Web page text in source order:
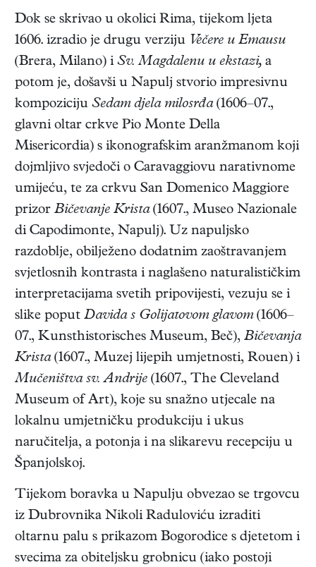
Dok se skrivao u okolici Rima, tijekom ljeta
1606. izradio je drugu verziju Večere u Emausu
(Brera, Milano) i Sv. Magdalenu u ekstazi, a
potom je, došavši u Napulj stvorio impresivnu
kompoziciju Sedam djela milosrđa(1606–07.,
glavni oltar crkve Pio Monte Della
Misericordia) s ikonografskim aranžmanom koji
dojmljivo svjedoči o Caravaggiovu narativnome
umijeću, te za crkvu San Domenico Maggiore
prizor Bičevanje Krista(1607., Museo Nazionale
di Capodimonte, Napulj). Uz napuljsko
razdoblje, obilježeno dodatnim zaoštravanjem
svjetlosnih kontrasta i naglašeno naturalističkim
interpretacijama svetih pripovijesti, vezuju se i
slike poput Davida s Golijatovom glavom(1606–
07., Kunsthistorisches Museum, Beč), Bičevanja
Krista(1607., Muzej lijepih umjetnosti, Rouen) i
Mučeništva sv. Andrije (1607., The Cleveland
Museum of Art), koje su snažno utjecale na
lokalnu umjetničku produkciju i ukus
naručitelja, a potonja i na slikarevu recepciju u
Španjolskoj.
Tijekom boravka u Napulju obvezao se trgovcu
iz Dubrovnika Nikoli Raduloviću izraditi
oltarnu palu s prikazom Bogorodice s djetetom i
svecima za obiteljsku grobnicu (iako postoji